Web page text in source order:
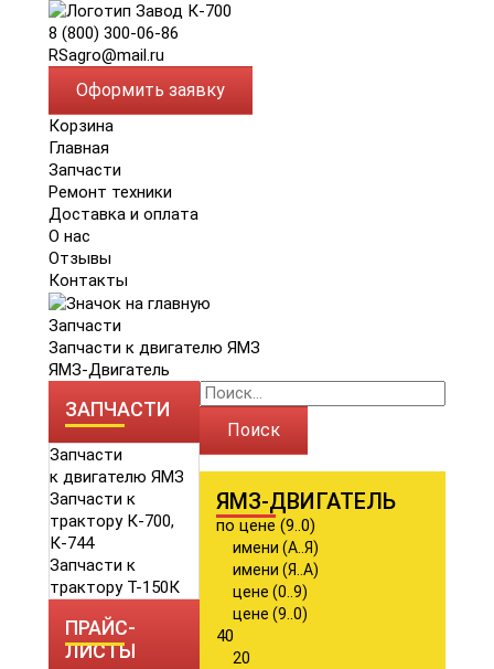
8 (800) 300-06-86
RSagro@mail.ru
Оформить заявку
Корзина
Главная
Запчасти
Ремонт техники
Доставка и оплата
О нас
Отзывы
Контакты
Запчасти
Запчасти к двигателю ЯМЗ
ЯМЗ-Двигатель
ЗАПЧАСТИ
Запчасти
к двигателю ЯМЗ
Запчасти к
трактору К-700,
К-744
Запчасти к
трактору Т-150К
ПРАЙС-
ЛИСТЫ
Поиск
ЯМЗ-ДВИГАТЕЛЬ
по цене (9..0)
имени (А..Я)
имени (Я..А)
цене (0..9)
цене (9..0)
40
20